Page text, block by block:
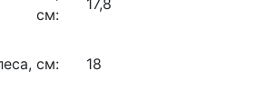
см:
см: 18